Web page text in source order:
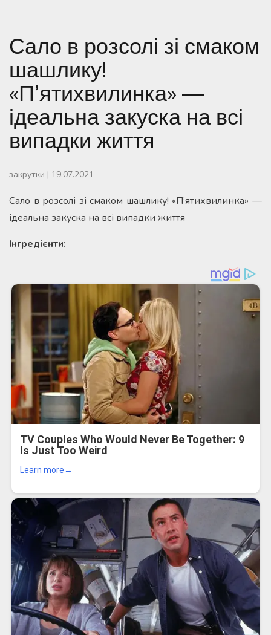
Сало в розсолі зі смаком
шашлику!
«П’ятихвилинка» —
ідеальна закуска на всі
випадки життя
закрутки | 19.07.2021
Сало в розсолі зі смаком шашлику! «П’ятихвилинка» —
ідеальна закуска на всі випадки життя
Інгредієнти: